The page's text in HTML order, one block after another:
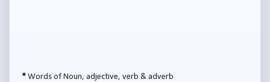
* Words of Noun, adjective, verb & adverb